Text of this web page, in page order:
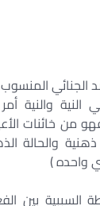
الجنائي
والنية
من خائنات
ذهنية والحالة
واحده )
السببية بين